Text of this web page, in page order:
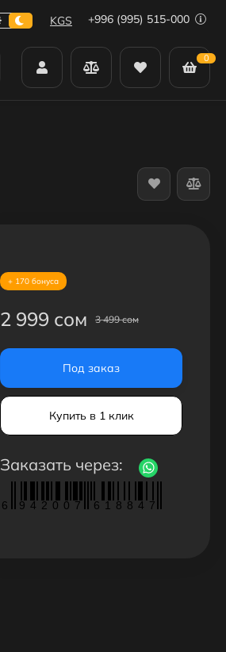
KGS +996 (995) 515-000
0
+ 170 бонуса
2 999 сом 3 499 сом
Под заказ
Купить в 1 клик
Заказать через:
6 9 4 2 0 0 7 6 1 8 8 4 7